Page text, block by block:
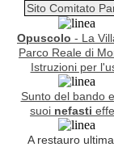
Sito Comitato
Opuscolo - La
Parco Reale di
Istruzioni per
Sunto del bando
suoi nefasti
A restauro